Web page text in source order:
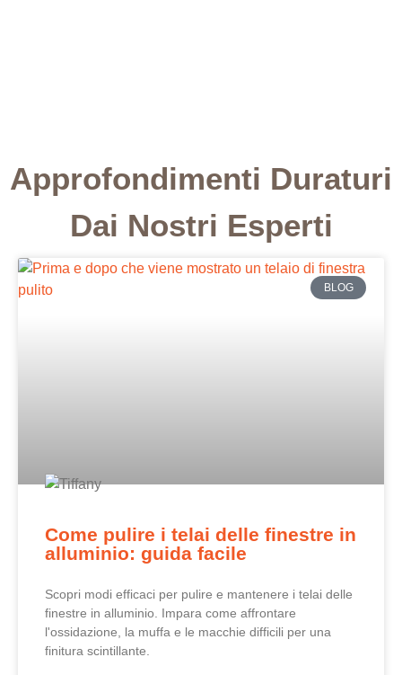
Approfondimenti Duraturi
Dai Nostri Esperti
BLOG
Come pulire i telai delle finestre in
alluminio: guida facile
Scopri modi efficaci per pulire e mantenere i telai delle
finestre in alluminio. Impara come affrontare
l'ossidazione, la muffa e le macchie difficili per una
finitura scintillante.